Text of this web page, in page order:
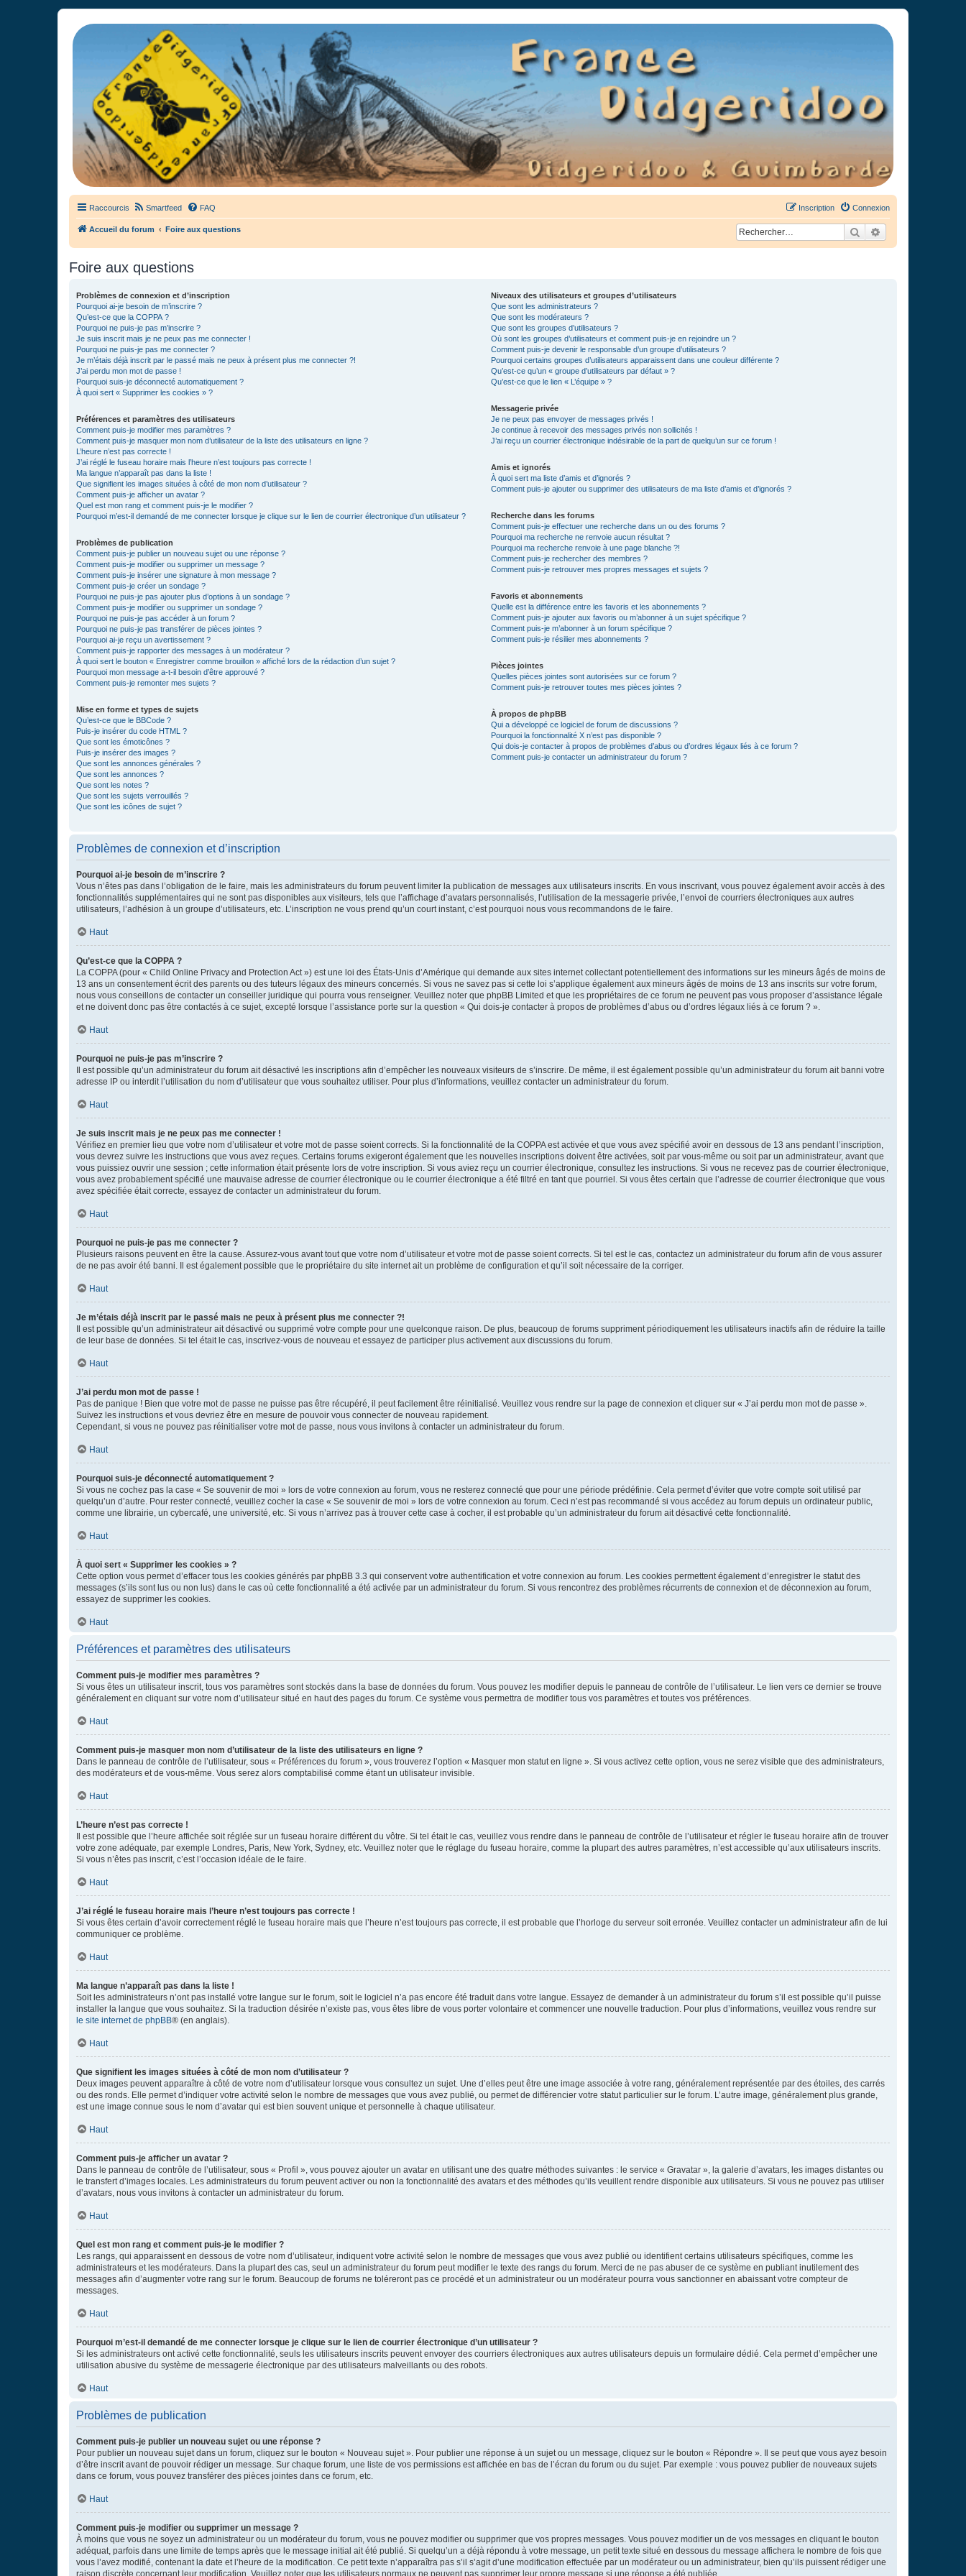
France Didgeridoo
Didgeridoo et Guimbarde sur France Didgeridoo - retrouvez la communauté.
Raccourcis Smartfeed FAQ Connexion
Inscription
Accueil du forum Foire aux questions Rechercher
Foire aux questions
Problèmes de connexion et d’inscription
Pourquoi ai-je besoin de m’inscrire ?
Qu’est-ce que la COPPA ?
Pourquoi ne puis-je pas m’inscrire ?
Je suis inscrit mais je ne peux pas me connecter !
Pourquoi ne puis-je pas me connecter ?
Je m’étais déjà inscrit par le passé mais ne peux à présent plus me connecter ?!
J’ai perdu mon mot de passe !
Pourquoi suis-je déconnecté automatiquement ?
À quoi sert « Supprimer les cookies » ?
Préférences et paramètres des utilisateurs
Comment puis-je modifier mes paramètres ?
Comment puis-je masquer mon nom d’utilisateur de la liste des utilisateurs en ligne ?
L’heure n’est pas correcte !
J’ai réglé le fuseau horaire mais l’heure n’est toujours pas correcte !
Ma langue n’apparaît pas dans la liste !
Que signifient les images situées à côté de mon nom d’utilisateur ?
Comment puis-je afficher un avatar ?
Quel est mon rang et comment puis-je le modifier ?
Pourquoi m’est-il demandé de me connecter lorsque je clique sur le lien de courrier électronique d’un utilisateur ?
Problèmes de publication
Comment puis-je publier un nouveau sujet ou une réponse ?
Comment puis-je modifier ou supprimer un message ?
Comment puis-je insérer une signature à mon message ?
Comment puis-je créer un sondage ?
Pourquoi ne puis-je pas ajouter plus d’options à un sondage ?
Comment puis-je modifier ou supprimer un sondage ?
Pourquoi ne puis-je pas accéder à un forum ?
Pourquoi ne puis-je pas transférer de pièces jointes ?
Pourquoi ai-je reçu un avertissement ?
Comment puis-je rapporter des messages à un modérateur ?
À quoi sert le bouton « Enregistrer comme brouillon » affiché lors de la rédaction d’un sujet ?
Pourquoi mon message a-t-il besoin d’être approuvé ?
Comment puis-je remonter mes sujets ?
Mise en forme et types de sujets
Qu’est-ce que le BBCode ?
Puis-je insérer du code HTML ?
Que sont les émoticônes ?
Puis-je insérer des images ?
Que sont les annonces générales ?
Que sont les annonces ?
Que sont les notes ?
Que sont les sujets verrouillés ?
Que sont les icônes de sujet ?
Niveaux des utilisateurs et groupes d’utilisateurs
Que sont les administrateurs ?
Que sont les modérateurs ?
Que sont les groupes d’utilisateurs ?
Où sont les groupes d’utilisateurs et comment puis-je en rejoindre un ?
Comment puis-je devenir le responsable d’un groupe d’utilisateurs ?
Pourquoi certains groupes d’utilisateurs apparaissent dans une couleur différente ?
Qu’est-ce qu’un « groupe d’utilisateurs par défaut » ?
Qu’est-ce que le lien « L’équipe » ?
Messagerie privée
Je ne peux pas envoyer de messages privés !
Je continue à recevoir des messages privés non sollicités !
J’ai reçu un courrier électronique indésirable de la part de quelqu’un sur ce forum !
Amis et ignorés
À quoi sert ma liste d’amis et d’ignorés ?
Comment puis-je ajouter ou supprimer des utilisateurs de ma liste d’amis et d’ignorés ?
Recherche dans les forums
Comment puis-je effectuer une recherche dans un ou des forums ?
Pourquoi ma recherche ne renvoie aucun résultat ?
Pourquoi ma recherche renvoie à une page blanche ?!
Comment puis-je rechercher des membres ?
Comment puis-je retrouver mes propres messages et sujets ?
Favoris et abonnements
Quelle est la différence entre les favoris et les abonnements ?
Comment puis-je ajouter aux favoris ou m’abonner à un sujet spécifique ?
Comment puis-je m’abonner à un forum spécifique ?
Comment puis-je résilier mes abonnements ?
Pièces jointes
Quelles pièces jointes sont autorisées sur ce forum ?
Comment puis-je retrouver toutes mes pièces jointes ?
À propos de phpBB
Qui a développé ce logiciel de forum de discussions ?
Pourquoi la fonctionnalité X n’est pas disponible ?
Qui dois-je contacter à propos de problèmes d’abus ou d’ordres légaux liés à ce forum ?
Comment puis-je contacter un administrateur du forum ?
Problèmes de connexion et d’inscription
Pourquoi ai-je besoin de m’inscrire ?
Vous n’êtes pas dans l’obligation de le faire, mais les administrateurs du forum peuvent limiter la publication de messages aux utilisateurs inscrits. En vous inscrivant, vous pouvez également avoir accès à des
fonctionnalités supplémentaires qui ne sont pas disponibles aux visiteurs, tels que l’affichage d’avatars personnalisés, l’utilisation de la messagerie privée, l’envoi de courriers électroniques aux autres
utilisateurs, l’adhésion à un groupe d’utilisateurs, etc. L’inscription ne vous prend qu’un court instant, c’est pourquoi nous vous recommandons de le faire.
Haut
Qu’est-ce que la COPPA ?
La COPPA (pour « Child Online Privacy and Protection Act ») est une loi des États-Unis d’Amérique qui demande aux sites internet collectant potentiellement des informations sur les mineurs âgés de moins de
13 ans un consentement écrit des parents ou des tuteurs légaux des mineurs concernés. Si vous ne savez pas si cette loi s’applique également aux mineurs âgés de moins de 13 ans inscrits sur votre forum,
nous vous conseillons de contacter un conseiller juridique qui pourra vous renseigner. Veuillez noter que phpBB Limited et que les propriétaires de ce forum ne peuvent pas vous proposer d’assistance légale
et ne doivent donc pas être contactés à ce sujet, excepté lorsque l’assistance porte sur la question « Qui dois-je contacter à propos de problèmes d’abus ou d’ordres légaux liés à ce forum ? ».
Haut
Pourquoi ne puis-je pas m’inscrire ?
Il est possible qu’un administrateur du forum ait désactivé les inscriptions afin d’empêcher les nouveaux visiteurs de s’inscrire. De même, il est également possible qu’un administrateur du forum ait banni votre
adresse IP ou interdit l’utilisation du nom d’utilisateur que vous souhaitez utiliser. Pour plus d’informations, veuillez contacter un administrateur du forum.
Haut
Je suis inscrit mais je ne peux pas me connecter !
Vérifiez en premier lieu que votre nom d’utilisateur et votre mot de passe soient corrects. Si la fonctionnalité de la COPPA est activée et que vous avez spécifié avoir en dessous de 13 ans pendant l’inscription,
vous devrez suivre les instructions que vous avez reçues. Certains forums exigeront également que les nouvelles inscriptions doivent être activées, soit par vous-même ou soit par un administrateur, avant que
vous puissiez ouvrir une session ; cette information était présente lors de votre inscription. Si vous aviez reçu un courrier électronique, consultez les instructions. Si vous ne recevez pas de courrier électronique,
vous avez probablement spécifié une mauvaise adresse de courrier électronique ou le courrier électronique a été filtré en tant que pourriel. Si vous êtes certain que l’adresse de courrier électronique que vous
avez spécifiée était correcte, essayez de contacter un administrateur du forum.
Haut
Pourquoi ne puis-je pas me connecter ?
Plusieurs raisons peuvent en être la cause. Assurez-vous avant tout que votre nom d’utilisateur et votre mot de passe soient corrects. Si tel est le cas, contactez un administrateur du forum afin de vous assurer
de ne pas avoir été banni. Il est également possible que le propriétaire du site internet ait un problème de configuration et qu’il soit nécessaire de la corriger.
Haut
Je m’étais déjà inscrit par le passé mais ne peux à présent plus me connecter ?!
Il est possible qu’un administrateur ait désactivé ou supprimé votre compte pour une quelconque raison. De plus, beaucoup de forums suppriment périodiquement les utilisateurs inactifs afin de réduire la taille
de leur base de données. Si tel était le cas, inscrivez-vous de nouveau et essayez de participer plus activement aux discussions du forum.
Haut
J’ai perdu mon mot de passe !
Pas de panique ! Bien que votre mot de passe ne puisse pas être récupéré, il peut facilement être réinitialisé. Veuillez vous rendre sur la page de connexion et cliquer sur « J’ai perdu mon mot de passe ».
Suivez les instructions et vous devriez être en mesure de pouvoir vous connecter de nouveau rapidement.
Cependant, si vous ne pouvez pas réinitialiser votre mot de passe, nous vous invitons à contacter un administrateur du forum.
Haut
Pourquoi suis-je déconnecté automatiquement ?
Si vous ne cochez pas la case « Se souvenir de moi » lors de votre connexion au forum, vous ne resterez connecté que pour une période prédéfinie. Cela permet d’éviter que votre compte soit utilisé par
quelqu’un d’autre. Pour rester connecté, veuillez cocher la case « Se souvenir de moi » lors de votre connexion au forum. Ceci n’est pas recommandé si vous accédez au forum depuis un ordinateur public,
comme une librairie, un cybercafé, une université, etc. Si vous n’arrivez pas à trouver cette case à cocher, il est probable qu’un administrateur du forum ait désactivé cette fonctionnalité.
Haut
À quoi sert « Supprimer les cookies » ?
Cette option vous permet d’effacer tous les cookies générés par phpBB 3.3 qui conservent votre authentification et votre connexion au forum. Les cookies permettent également d’enregistrer le statut des
messages (s’ils sont lus ou non lus) dans le cas où cette fonctionnalité a été activée par un administrateur du forum. Si vous rencontrez des problèmes récurrents de connexion et de déconnexion au forum,
essayez de supprimer les cookies.
Haut
Préférences et paramètres des utilisateurs
Comment puis-je modifier mes paramètres ?
Si vous êtes un utilisateur inscrit, tous vos paramètres sont stockés dans la base de données du forum. Vous pouvez les modifier depuis le panneau de contrôle de l’utilisateur. Le lien vers ce dernier se trouve
généralement en cliquant sur votre nom d’utilisateur situé en haut des pages du forum. Ce système vous permettra de modifier tous vos paramètres et toutes vos préférences.
Haut
Comment puis-je masquer mon nom d’utilisateur de la liste des utilisateurs en ligne ?
Dans le panneau de contrôle de l’utilisateur, sous « Préférences du forum », vous trouverez l’option « Masquer mon statut en ligne ». Si vous activez cette option, vous ne serez visible que des administrateurs,
des modérateurs et de vous-même. Vous serez alors comptabilisé comme étant un utilisateur invisible.
Haut
L’heure n’est pas correcte !
Il est possible que l’heure affichée soit réglée sur un fuseau horaire différent du vôtre. Si tel était le cas, veuillez vous rendre dans le panneau de contrôle de l’utilisateur et régler le fuseau horaire afin de trouver
votre zone adéquate, par exemple Londres, Paris, New York, Sydney, etc. Veuillez noter que le réglage du fuseau horaire, comme la plupart des autres paramètres, n’est accessible qu’aux utilisateurs inscrits.
Si vous n’êtes pas inscrit, c’est l’occasion idéale de le faire.
Haut
J’ai réglé le fuseau horaire mais l’heure n’est toujours pas correcte !
Si vous êtes certain d’avoir correctement réglé le fuseau horaire mais que l’heure n’est toujours pas correcte, il est probable que l’horloge du serveur soit erronée. Veuillez contacter un administrateur afin de lui
communiquer ce problème.
Haut
Ma langue n’apparaît pas dans la liste !
Soit les administrateurs n’ont pas installé votre langue sur le forum, soit le logiciel n’a pas encore été traduit dans votre langue. Essayez de demander à un administrateur du forum s’il est possible qu’il puisse
installer la langue que vous souhaitez. Si la traduction désirée n’existe pas, vous êtes libre de vous porter volontaire et commencer une nouvelle traduction. Pour plus d’informations, veuillez vous rendre sur
le site internet de phpBB® (en anglais).
Haut
Que signifient les images situées à côté de mon nom d’utilisateur ?
Deux images peuvent apparaître à côté de votre nom d’utilisateur lorsque vous consultez un sujet. Une d’elles peut être une image associée à votre rang, généralement représentée par des étoiles, des carrés
ou des ronds. Elle permet d’indiquer votre activité selon le nombre de messages que vous avez publié, ou permet de différencier votre statut particulier sur le forum. L’autre image, généralement plus grande,
est une image connue sous le nom d’avatar qui est bien souvent unique et personnelle à chaque utilisateur.
Haut
Comment puis-je afficher un avatar ?
Dans le panneau de contrôle de l’utilisateur, sous « Profil », vous pouvez ajouter un avatar en utilisant une des quatre méthodes suivantes : le service « Gravatar », la galerie d’avatars, les images distantes ou
le transfert d’images locales. Les administrateurs du forum peuvent activer ou non la fonctionnalité des avatars et des méthodes qu’ils veuillent rendre disponible aux utilisateurs. Si vous ne pouvez pas utiliser
d’avatars, nous vous invitons à contacter un administrateur du forum.
Haut
Quel est mon rang et comment puis-je le modifier ?
Les rangs, qui apparaissent en dessous de votre nom d’utilisateur, indiquent votre activité selon le nombre de messages que vous avez publié ou identifient certains utilisateurs spécifiques, comme les
administrateurs et les modérateurs. Dans la plupart des cas, seul un administrateur du forum peut modifier le texte des rangs du forum. Merci de ne pas abuser de ce système en publiant inutilement des
messages afin d’augmenter votre rang sur le forum. Beaucoup de forums ne toléreront pas ce procédé et un administrateur ou un modérateur pourra vous sanctionner en abaissant votre compteur de
messages.
Haut
Pourquoi m’est-il demandé de me connecter lorsque je clique sur le lien de courrier électronique d’un utilisateur ?
Si les administrateurs ont activé cette fonctionnalité, seuls les utilisateurs inscrits peuvent envoyer des courriers électroniques aux autres utilisateurs depuis un formulaire dédié. Cela permet d’empêcher une
utilisation abusive du système de messagerie électronique par des utilisateurs malveillants ou des robots.
Haut
Problèmes de publication
Comment puis-je publier un nouveau sujet ou une réponse ?
Pour publier un nouveau sujet dans un forum, cliquez sur le bouton « Nouveau sujet ». Pour publier une réponse à un sujet ou un message, cliquez sur le bouton « Répondre ». Il se peut que vous ayez besoin
d’être inscrit avant de pouvoir rédiger un message. Sur chaque forum, une liste de vos permissions est affichée en bas de l’écran du forum ou du sujet. Par exemple : vous pouvez publier de nouveaux sujets
dans ce forum, vous pouvez transférer des pièces jointes dans ce forum, etc.
Haut
Comment puis-je modifier ou supprimer un message ?
À moins que vous ne soyez un administrateur ou un modérateur du forum, vous ne pouvez modifier ou supprimer que vos propres messages. Vous pouvez modifier un de vos messages en cliquant le bouton
adéquat, parfois dans une limite de temps après que le message initial ait été publié. Si quelqu’un a déjà répondu à votre message, un petit texte situé en dessous du message affichera le nombre de fois que
vous l’avez modifié, contenant la date et l’heure de la modification. Ce petit texte n’apparaîtra pas s’il s’agit d’une modification effectuée par un modérateur ou un administrateur, bien qu’ils puissent rédiger une
raison discrète concernant leur modification. Veuillez noter que les utilisateurs normaux ne peuvent pas supprimer leur propre message si une réponse a été publiée.